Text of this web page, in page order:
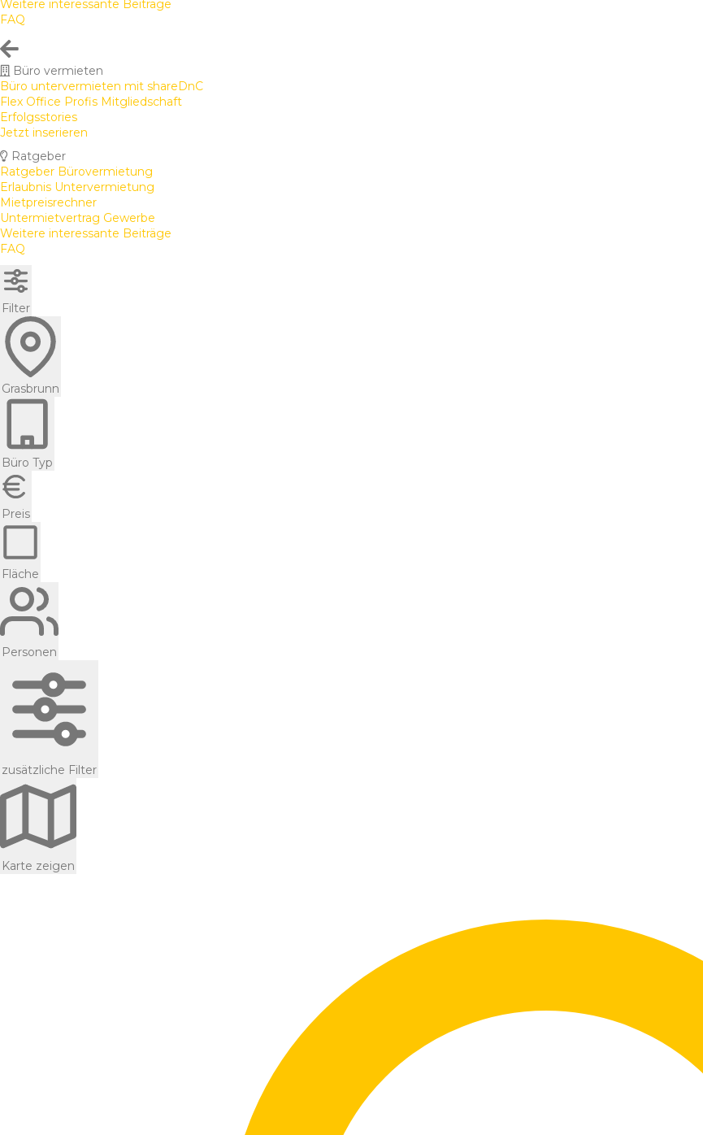
Weitere interessante Beiträge
FAQ
Büro vermieten
Büro untervermieten mit shareDnC
Flex Office Profis Mitgliedschaft
Erfolgsstories
Jetzt inserieren
Ratgeber
Ratgeber Bürovermietung
Erlaubnis Untervermietung
Mietpreisrechner
Untermietvertrag Gewerbe
Weitere interessante Beiträge
FAQ
Filter
Grasbrunn
Büro Typ
Preis
Fläche
Personen
zusätzliche Filter
Karte zeigen